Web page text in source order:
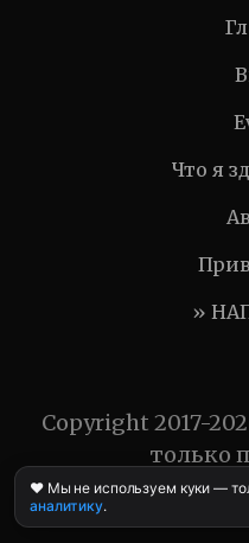
Что я
»
Copyright 2017-
только
❤️ Мы не используем куки —
аналитику.